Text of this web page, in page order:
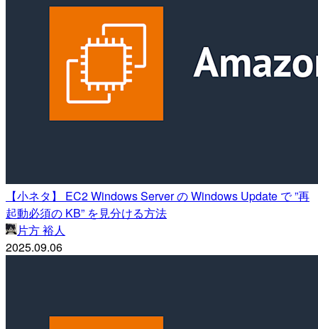
【小ネタ】 EC2 Windows Server の Windows Update で ”再
起動必須の KB” を見分ける方法
片方 裕人
2025.09.06